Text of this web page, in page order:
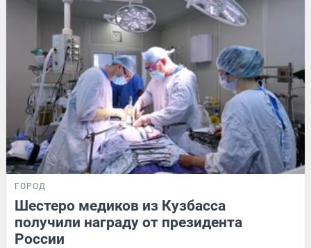
ГОРОД
Шестеро медиков из Кузбасса
получили награду от президента
России